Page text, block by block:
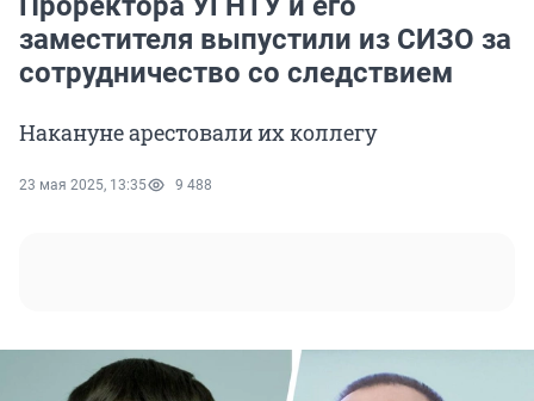
заместителя выпустили из СИЗО за
сотрудничество со следствием
Накануне арестовали их коллегу
23 мая 2025, 13:35 9 488